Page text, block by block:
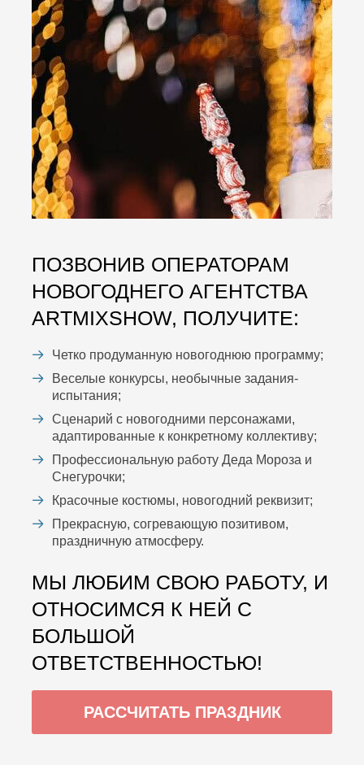
ПОЗВОНИВ ОПЕРАТОРАМ
НОВОГОДНЕГО АГЕНТСТВА
ARTMIXSHOW, ПОЛУЧИТЕ:
Четко продуманную новогоднюю программу;
Веселые конкурсы, необычные задания-
испытания;
Сценарий с новогодними персонажами,
адаптированные к конкретному коллективу;
Профессиональную работу Деда Мороза и
Снегурочки;
Красочные костюмы, новогодний реквизит;
Прекрасную, согревающую позитивом,
праздничную атмосферу.
МЫ ЛЮБИМ СВОЮ РАБОТУ, И
ОТНОСИМСЯ К НЕЙ С
БОЛЬШОЙ
ОТВЕТСТВЕННОСТЬЮ!
РАССЧИТАТЬ ПРАЗДНИК